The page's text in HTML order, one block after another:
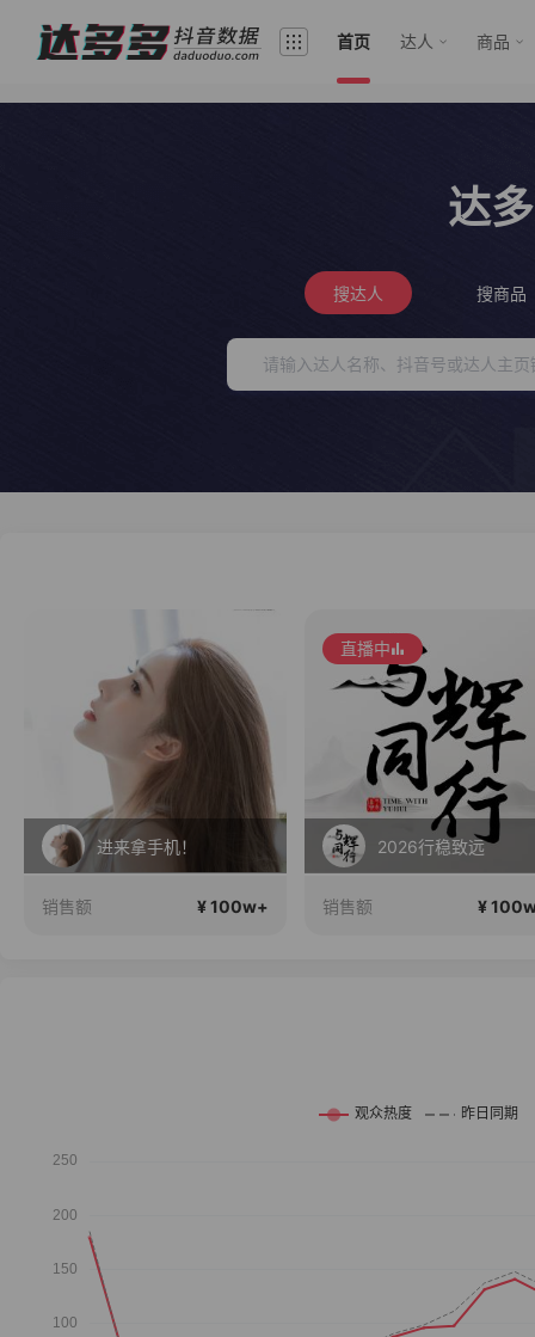
首页 达人 商品
达
搜达人 搜商品
进来拿手机！
销售额 ¥ 100w+
直播中
2026行稳致远
销售额 ¥